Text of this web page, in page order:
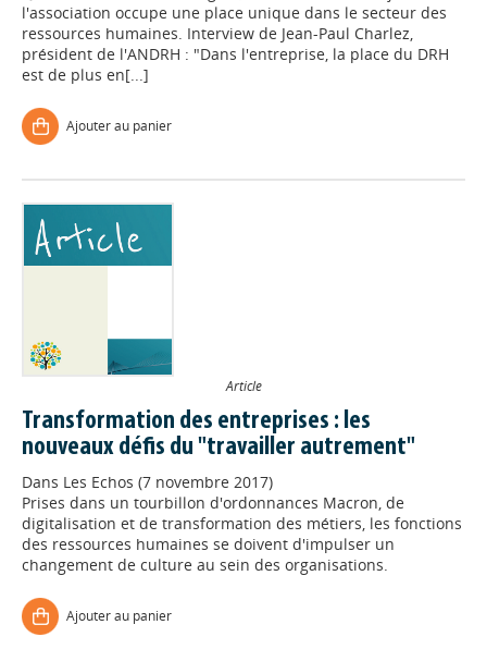
l'association occupe une place unique dans le secteur des
ressources humaines. Interview de Jean-Paul Charlez,
président de l'ANDRH : "Dans l'entreprise, la place du DRH
est de plus en[...]
Ajouter au panier
Article
Transformation des entreprises : les
nouveaux défis du "travailler autrement"
Dans Les Echos (7 novembre 2017)
Prises dans un tourbillon d'ordonnances Macron, de
digitalisation et de transformation des métiers, les fonctions
des ressources humaines se doivent d'impulser un
changement de culture au sein des organisations.
Ajouter au panier